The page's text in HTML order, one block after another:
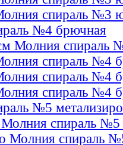
спираль №3
№4 брючная
Молния спираль
спираль №4
спираль №4
спираль №4
№5
спираль №5
Молния спираль